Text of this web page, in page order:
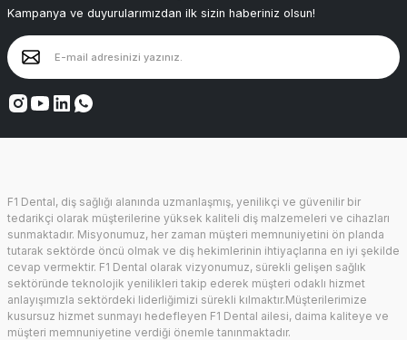
Kampanya ve duyurularımızdan ilk sizin haberiniz olsun!
F1 Dental, diş sağlığı alanında uzmanlaşmış, yenilikçi ve güvenilir bir
tedarikçi olarak müşterilerine yüksek kaliteli diş malzemeleri ve cihazları
sunmaktadır. Misyonumuz, her zaman müşteri memnuniyetini ön planda
tutarak sektörde öncü olmak ve diş hekimlerinin ihtiyaçlarına en iyi şekilde
cevap vermektir. F1 Dental olarak vizyonumuz, sürekli gelişen sağlık
sektöründe teknolojik yenilikleri takip ederek müşteri odaklı hizmet
anlayışımızla sektördeki liderliğimizi sürekli kılmaktır.Müşterilerimize
kusursuz hizmet sunmayı hedefleyen F1 Dental ailesi, daima kaliteye ve
müşteri memnuniyetine verdiği önemle tanınmaktadır.